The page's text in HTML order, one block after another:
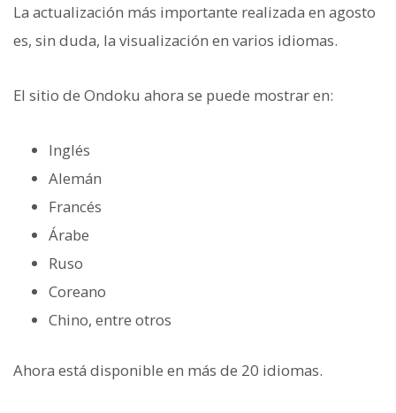
La actualización más importante realizada en agosto
es, sin duda, la visualización en varios idiomas.
El sitio de Ondoku ahora se puede mostrar en:
Inglés
Alemán
Francés
Árabe
Ruso
Coreano
Chino, entre otros
Ahora está disponible en más de 20 idiomas.